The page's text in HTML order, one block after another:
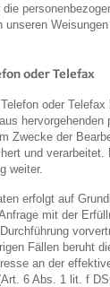
unseren
oder Telefax
oder
hervorgehenden
Zwecke der
und verarbeitet.
weiter.
erfolgt auf
mit der
Fällen beruht
an der
6 Abs. 1 lit. f